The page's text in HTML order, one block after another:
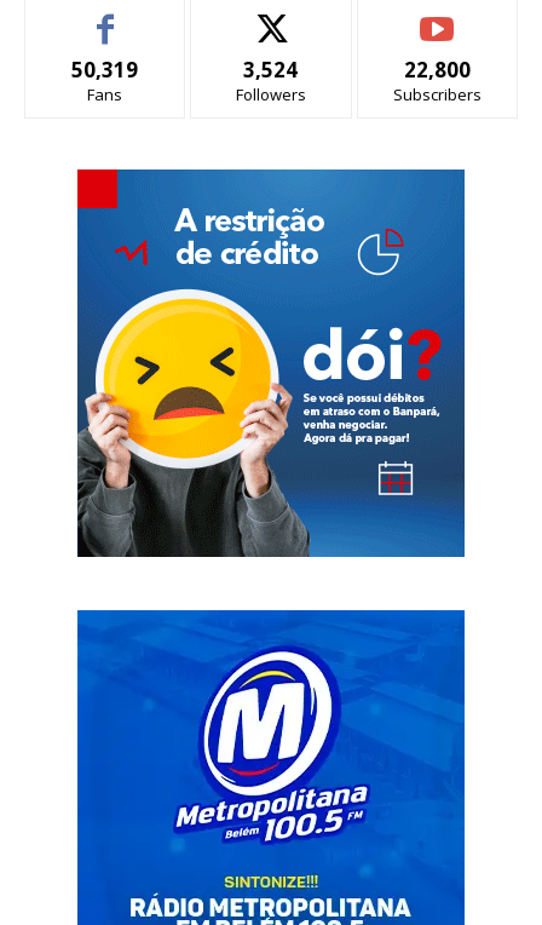
50,319
Fans
3,524
Followers
22,800
Subscribers